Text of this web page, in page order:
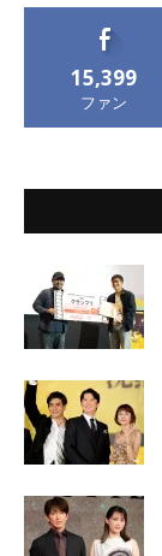
15,399
ファン